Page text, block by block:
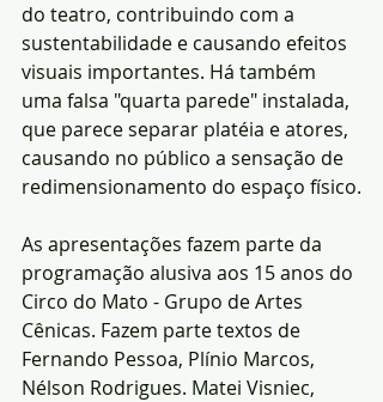
do teatro, contribuindo com a
sustentabilidade e causando efeitos
visuais importantes. Há também
uma falsa "quarta parede" instalada,
que parece separar platéia e atores,
causando no público a sensação de
redimensionamento do espaço físico.
As apresentações fazem parte da
programação alusiva aos 15 anos do
Circo do Mato - Grupo de Artes
Cênicas. Fazem parte textos de
Fernando Pessoa, Plínio Marcos,
Nélson Rodrigues. Matei Visniec,